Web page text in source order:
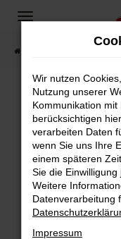
Zum
springen
Fehler:
Beim Laden ist
Hier sind ein
Überprüfe
Laden andere
Suchmaschine?
Wir nutzen
Nutzung unserer
Kommunikation
berücksichtigen
verarbeiten Daten
wenn Sie uns Ihre
einem späteren
Sie die
Weitere
Datenverarbeitung
Impressum